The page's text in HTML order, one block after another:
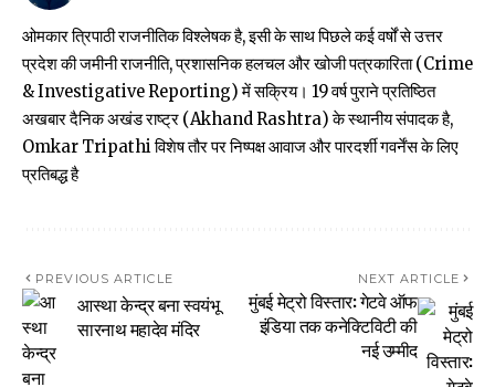
ओमकार त्रिपाठी राजनीतिक विश्लेषक है, इसी के साथ पिछले कई वर्षों से उत्तर
प्रदेश की जमीनी राजनीति, प्रशासनिक हलचल और खोजी पत्रकारिता (Crime
& Investigative Reporting) में सक्रिय। 19 वर्ष पुराने प्रतिष्ठित
अखबार दैनिक अखंड राष्ट्र (Akhand Rashtra) के स्थानीय संपादक है,
Omkar Tripathi विशेष तौर पर निष्पक्ष आवाज और पारदर्शी गवर्नेंस के लिए
प्रतिबद्ध है
PREVIOUS ARTICLE
आस्था केन्द्र बना स्वयंभू
सारनाथ महादेव मंदिर
NEXT ARTICLE
मुंबई मेट्रो विस्तार: गेटवे ऑफ
इंडिया तक कनेक्टिविटी की
नई उम्मीद